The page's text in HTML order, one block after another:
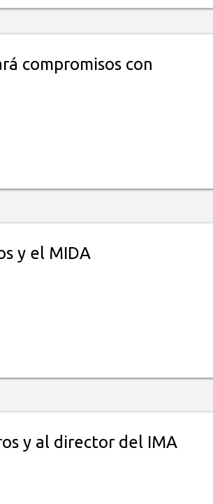
compromisos con
y el MIDA
y al director del IMA